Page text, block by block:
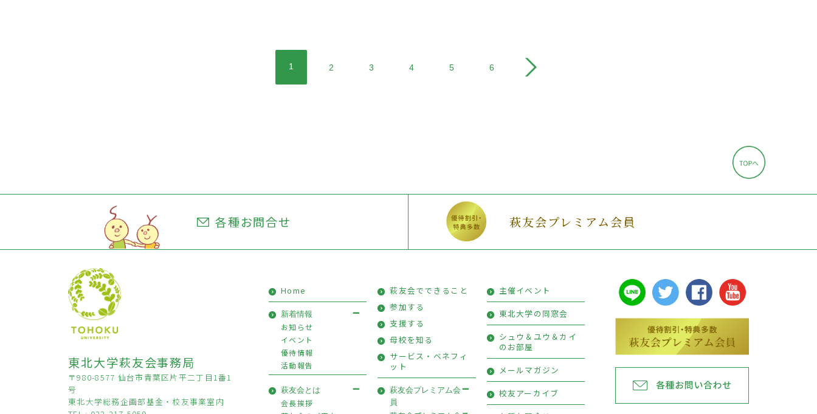
1 2 3 4 5 6
各種お問合せ 萩友会プレミアム会員
東北大学萩友会事務局
〒980-8577 仙台市青葉区片平二丁目1番1
号
東北大学総務企画部基金・校友事業室内
Home
新着情報
お知らせ
イベント
優待情報
活動報告
萩友会とは
会長挨拶
萩友会でできること
参加する
支援する
母校を知る
サービス・ベネフィ
ット
萩友会プレミアム会
員
主催イベント
東北大学の同窓会
シュウ＆ユウ＆カイ
のお部屋
メールマガジン
校友アーカイブ